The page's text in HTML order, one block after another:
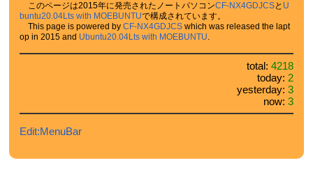
このページは2015年に発売されたノートパソコンCF-NX4GDJCSと U
buntu20.04Lts with MOEBUNTUで構成されています。
This page is powered by CF-NX4GDJCSwhich was released the lapt
op in 2015 and Ubuntu20.04Lts with MOEBUNTU.
total:4218
today: 2
yesterday:3
now:3
Edit:MenuBar